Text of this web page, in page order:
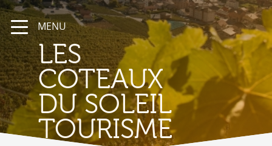
MENU
LES
COTEAUX
DU SOLEIL
TOURISME